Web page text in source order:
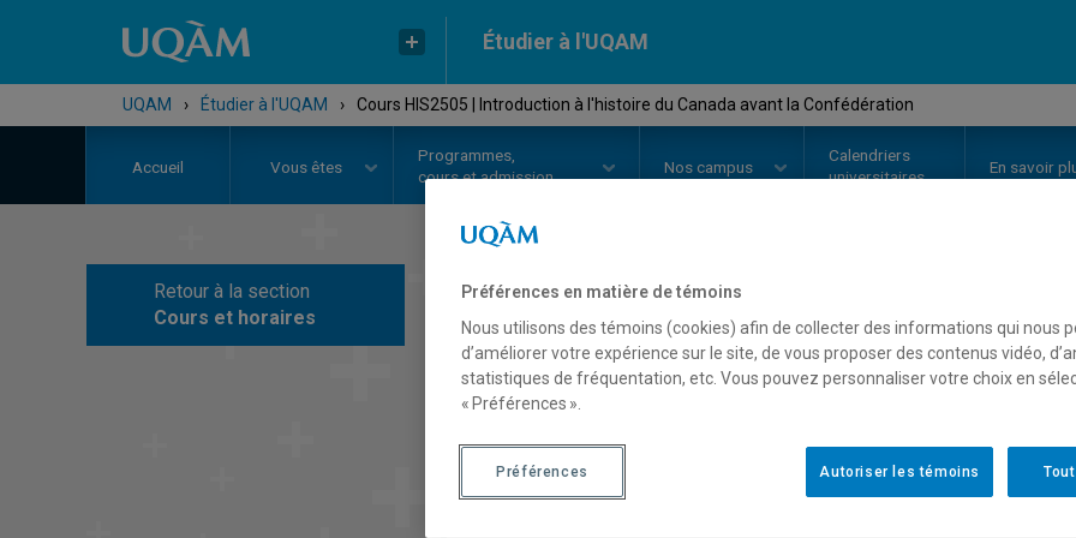
Étudier à l'UQAM
UQAM › Étudier à l'UQAM › Cours HIS2505 | Introduction à l'histoire du Canada avant la Confédération
Accueil Vous êtes
Programmes,
cours et admission
Nos campus
Calendriers
universitaires
En savoir
Retour à la section
Cours et horaires
COURS// HIS2505-Introduction à
avant la Confédération
Description Horaire - Été 2026
Préférences en matière de témoins
Nous utilisons des témoins (cookies) afin de collecter des informations qui nous
d’améliorer votre expérience sur le site, de vous proposer des contenus vidéo,
statistiques de fréquentation, etc. Vous pouvez personnaliser votre choix en
« Préférences ».
Autoriser les témoins
Préférences